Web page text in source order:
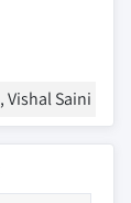
, Vishal Saini